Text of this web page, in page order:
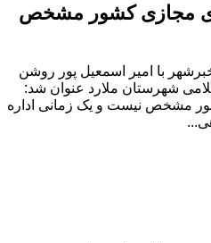
مجازی کشور مشخص
با امیر اسمعیل پور روشن
شهرستان ملارد عنوان شد:
مشخص نیست و یک زمانی اداره